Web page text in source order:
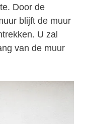
Door de
blijft de muur
U zal
van de muur